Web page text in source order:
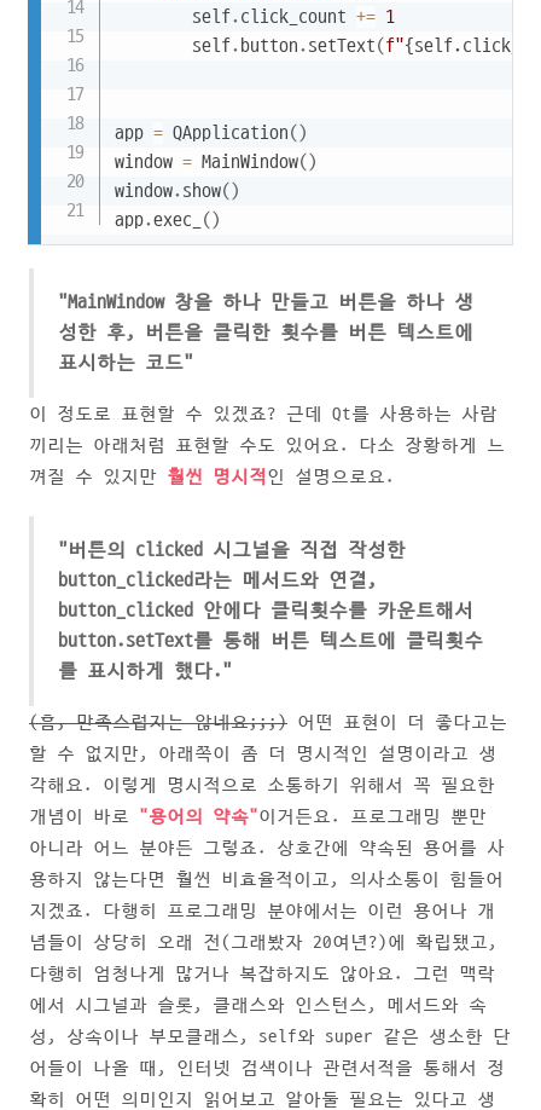
        self
. click_count += 1
        self
. button. setText(f"{self.
app = QApplication()
window = MainWindow()
window. show()
app.exec_ ()
"MainWindow 창을 하나 만들고 버튼을 하나 생
성한 후, 버튼을 클릭한 횟수를 버튼 텍스트에
표시하는 코드"
이 정도로 표현할 수 있겠죠? 근데 Qt를 사용하는 사람
끼리는 아래처럼 표현할 수도 있어요. 다소 장황하게 느
껴질 수 있지만 훨씬 명시적인 설명으로요.
"버튼의 clicked 시그널을 직접 작성한
button_clicked라는 메서드와 연결,
button_clicked 안에다 클릭횟수를 카운트해서
button.setText를 통해 버튼 텍스트에 클릭횟수
를 표시하게 했다."
(흠, 만족스럽지는 않네요;;;) 어떤 표현이 더 좋다고는
할 수 없지만, 아래쪽이 좀 더 명시적인 설명이라고 생
각해요. 이렇게 명시적으로 소통하기 위해서 꼭 필요한
개념이 바로 "용어의 약속"이거든요. 프로그래밍 뿐만
아니라 어느 분야든 그렇죠. 상호간에 약속된 용어를 사
용하지 않는다면 훨씬 비효율적이고, 의사소통이 힘들어
지겠죠. 다행히 프로그래밍 분야에서는 이런 용어나 개
념들이 상당히 오래 전(그래봤자 20여년?)에 확립됐고,
다행히 엄청나게 많거나 복잡하지도 않아요. 그런 맥락
에서 시그널과 슬롯, 클래스와 인스턴스, 메서드와 속
성, 상속이나 부모클래스, self와 super 같은 생소한 단
어들이 나올 때, 인터넷 검색이나 관련서적을 통해서 정
확히 어떤 의미인지 읽어보고 알아둘 필요는 있다고 생